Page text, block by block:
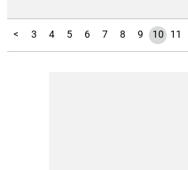
<
1
2 3 4 5 6 7 8 9 10 11